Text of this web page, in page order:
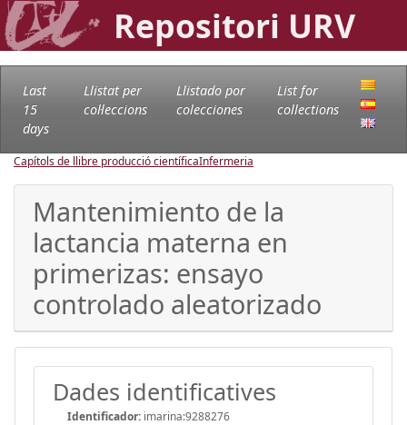
Repositori URV
Last
15
days
Llistat per
col·leccions
Llistado por
colecciones
List for
collections
Capítols de llibre producció científicaInfermeria
Mantenimiento de la
lactancia materna en
primerizas: ensayo
controlado aleatorizado
Dades identificatives
Identificador: imarina:9288276